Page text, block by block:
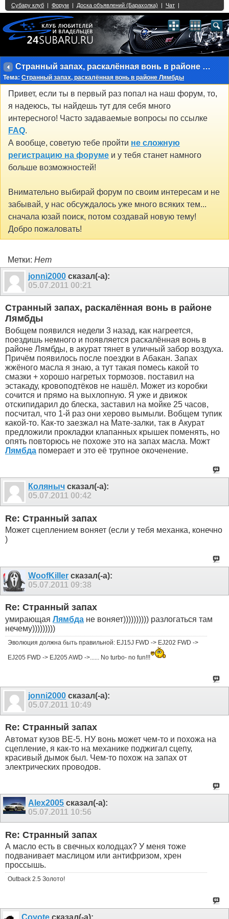
Странный запах, раскалённая вонь в районе Лямбды
Тема: Странный запах, раскалённая вонь в районе Лямбды
Привет, если ты в первый раз попал на наш форум, то,
я надеюсь, ты найдешь тут для себя много
интересного! Часто задаваемые вопросы по ссылке
FAQ.
А вообще, советую тебе пройти не сложную
регистрацию на форуме и у тебя станет намного
больше возможностей!
Внимательно выбирай форум по своим интересам и не
забывай, у нас обсуждалось уже много всяких тем...
сначала юзай поиск, потом создавай новую тему!
Добро пожаловать!
Метки: Нет
jonni2000 сказал(-а):
05.07.2011 00:21
Странный запах, раскалённая вонь в районе
Лямбды
Вобщем появился недели 3 назад, как нагреется,
поездишь немного и появляется раскалённая вонь в
районе Лямбды, в акурат тянет в уличный забор воздуха.
Причём появилось после поездки в Абакан. Запах
жжёного масла я знаю, а тут такая помесь какой то
смазки + хорошо нагретых тормозов. поставил на
эстакаду, кровоподтёков не нашёл. Может из коробки
сочится и прямо на выхлопную. Я уже и движок
отскипидарил до блеска, заставил на мойке 25 часов,
посчитал, что 1-й раз они херово вымыли. Вобщем тупик
какой-то. Как-то заезжал на Мате-залки, так в Акурат
предложили прокладки клапанных крышек поменять, но
опять повторюсь не похоже это на запах масла. Можт
Лямбда померает и это её трупное окоченение.
Коляныч сказал(-а):
05.07.2011 00:42
Re: Странный запах
Может сцеплением воняет (если у тебя механка, конечно
)
WoofKiller сказал(-а):
05.07.2011 09:38
Re: Странный запах
умирающая Лямбда не воняет)))))))))) разлогаться там
нечему)))))))))
Эволюция должна быть правильной: EJ15J FWD -> EJ202 FWD ->
EJ205 FWD -> EJ205 AWD ->...... No turbo- no fun!!!
jonni2000 сказал(-а):
05.07.2011 10:49
Re: Странный запах
Автомат кузов BE-5. НУ вонь может чем-то и похожа на
сцепление, я как-то на механике поджигал сцепу,
красивый дымок был. Чем-то похож на запах от
электрических проводов.
Alex2005 сказал(-а):
05.07.2011 10:56
Re: Странный запах
А масло есть в свечных колодцах? У меня тоже
подванивает маслицом или антифризом, хрен
проссышь.
Outback 2.5 Золото!
Single Sign On provided byvBSSO
2 3 4 5 6 7 8 9 10 11 12 13 14 15 16 17 18 21 22 23 24 25 26
27 28 29 30 31 32 33 34 35 36 37 38 39 40 41 42 43